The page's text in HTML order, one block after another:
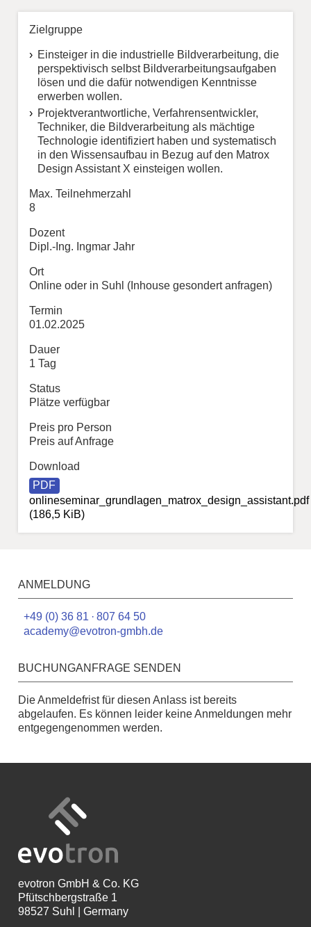
Zielgruppe
Einsteiger in die industrielle Bildverarbeitung, die
perspektivisch selbst Bildverarbeitungsaufgaben
lösen und die dafür notwendigen Kenntnisse
erwerben wollen.
Projektverantwortliche, Verfahrensentwickler,
Techniker, die Bildverarbeitung als mächtige
Technologie identifiziert haben und systematisch
in den Wissensaufbau in Bezug auf den Matrox
Design Assistant X einsteigen wollen.
Max. Teilnehmerzahl
8
Dozent
Dipl.-Ing. Ingmar Jahr
Ort
Online oder in Suhl (Inhouse gesondert anfragen)
Termin
01.02.2025
Dauer
1 Tag
Status
Plätze verfügbar
Preis pro Person
Preis auf Anfrage
Download
onlineseminar_grundlagen_matrox_design_assistant.pdf
(186,5 KiB)
ANMELDUNG
+49 (0) 36 81 · 807 64 50
academy@evotron-gmbh.de
BUCHUNGANFRAGE SENDEN
Die Anmeldefrist für diesen Anlass ist bereits
abgelaufen. Es können leider keine Anmeldungen mehr
entgegengenommen werden.
evotron GmbH & Co. KG
Pfütschbergstraße 1
98527 Suhl | Germany